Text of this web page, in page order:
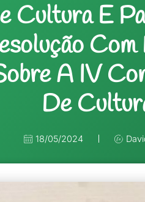
Cultura E
A IV
De
18/05/2024